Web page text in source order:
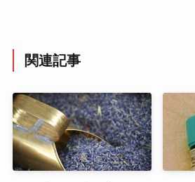
関連記事